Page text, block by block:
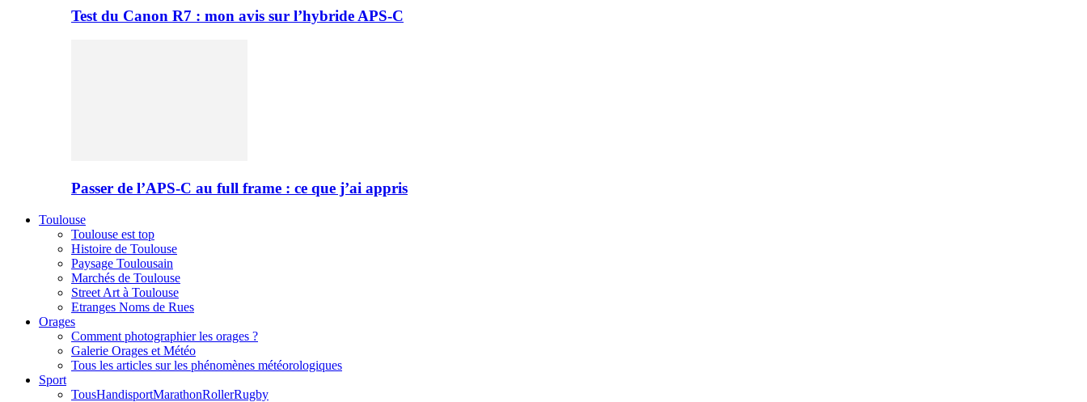
Test du Canon R7 : mon avis sur l’hybride APS-C
Passer de l’APS-C au full frame : ce que j’ai appris
Toulouse
Toulouse est top
Histoire de Toulouse
Paysage Toulousain
Marchés de Toulouse
Street Art à Toulouse
Etranges Noms de Rues
Orages
Comment photographier les orages ?
Galerie Orages et Météo
Tous les articles sur les phénomènes météorologiques
Sport
TousHandisportMarathonRollerRugby